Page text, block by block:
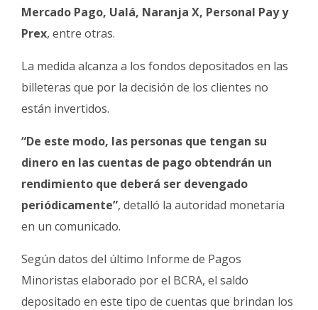
Mercado Pago, Ualá, Naranja X, Personal Pay y
Prex, entre otras.
La medida alcanza a los fondos depositados en las
billeteras que por la decisión de los clientes no
están invertidos.
“De este modo, las personas que tengan su
dinero en las cuentas de pago obtendrán un
rendimiento que deberá ser devengado
periódicamente”, detalló la autoridad monetaria
en un comunicado.
Según datos del último Informe de Pagos
Minoristas elaborado por el BCRA, el saldo
depositado en este tipo de cuentas que brindan los